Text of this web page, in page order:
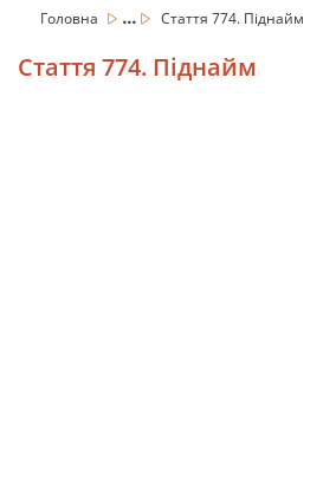
Головна ... Стаття 774. Піднайм
Стаття 774. Піднайм